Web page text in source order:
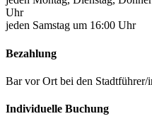
Uhr
jeden Samstag um 16:00 Uhr
Bezahlung
Bar vor Ort bei den Stadtführer/
Individuelle Buchung